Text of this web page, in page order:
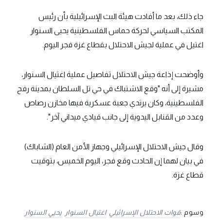
جاء ذلك، بعد ما أفادت هيئة البث الإسرائيلية بأن رئيس
المكتب السياسي لحركة حماس الفلسطينية يحيى السنوار
اغتيل في عملية لجيش الاحتلال بقطاع غزة فجر اليوم.
وأوضحت إذاعة جيش الاحتلال تفاصيل عملية اغتيال السنوار،
مشيرة إلى أنه "‏وقع الاشتباك في حي تل السلطان بمدينة رفح
الفلسطينية، وكان يرتدي جعبة عسكرية فيها مخازن رصاص
وعدد من القنابل اليدوية إلى جانب قيادي ميداني آخر".
وقال جيش الاحتلال الإسرائيلي وجهاز الأمن العام (الشاباك)
في بيان لهما إن الحادث وقع فجر، اليوم الخميس، بتوقيت
قطاع غزة.
وسوم :قوات الاحتلال الإسرائيلي اغتيال السنوار يحيي السنوار